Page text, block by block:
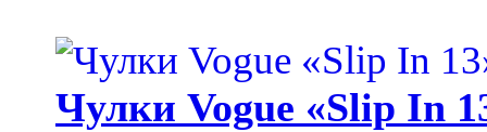
Чулки Vogue «Slip In